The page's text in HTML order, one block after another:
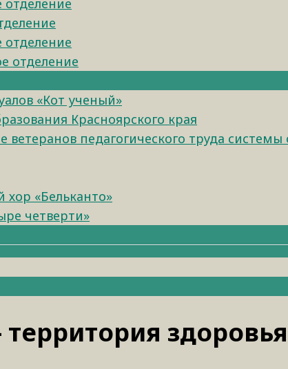
отделение
«Кот ученый»
Красноярского края
педагогического труда системы
«Бельканто»
четверти»
территория